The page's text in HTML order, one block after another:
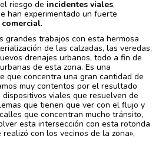
riesgo de incidentes viales,
han experimentado un fuerte
.
grandes trabajos con esta hermosa
de las calzadas, las veredas,
drenajes urbanos, todo a fin de
de esta zona. Es una
que concentra una gran cantidad de
muy contentos por el resultado
viales que resuelven de
que tienen que ver con el flujo y
que concentran mucho tránsito,
esta intersección con esta rotonda
con los vecinos de la zona»,